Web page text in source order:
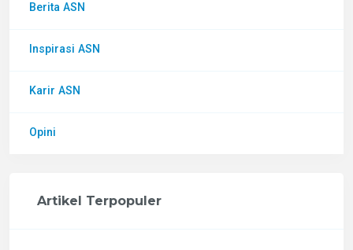
Berita ASN
Inspirasi ASN
Karir ASN
Opini
Artikel Terpopuler